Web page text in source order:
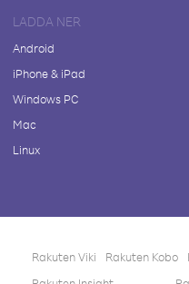
LADDA NER
Android
iPhone & iPad
Windows PC
Mac
Linux
Rakuten Viki Rakuten Kobo